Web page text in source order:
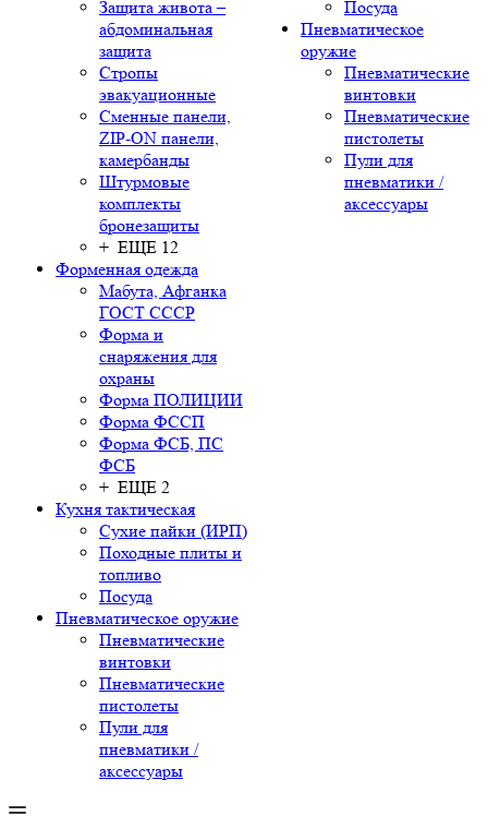
Защита живота –
абдоминальная
защита
Стропы
эвакуационные
Сменные панели,
ZIP-ON панели,
камербанды
Штурмовые
комплекты
бронезащиты
+ ЕЩЕ 12
Форменная одежда
Мабута, Афганка
ГОСТ СССР
Форма и
снаряжения для
охраны
Форма ПОЛИЦИИ
Форма ФССП
Форма ФСБ, ПС
ФСБ
+ ЕЩЕ 2
Кухня тактическая
Сухие пайки (ИРП)
Походные плиты и
топливо
Посуда
Пневматическое оружие
Пневматические
винтовки
Пневматические
пистолеты
Пули для
пневматики /
аксессуары
Посуда
Пневматическое
оружие
Пневматические
винтовки
Пневматические
пистолеты
Пули для
пневматики /
аксессуары